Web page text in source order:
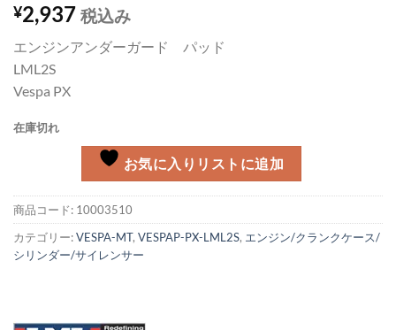
¥2,937 税込み
エンジンアンダーガード パッド
LML2S
Vespa PX
在庫切れ
お気に入りリストに追加
商品コード: 10003510
カテゴリー:VESPA-MT, VESPAP-PX-LML2S, エンジン/クランクケース/
シリンダー/サイレンサー